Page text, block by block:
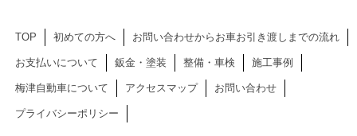
TOP 初めての方へ お問い合わせからお車お引き渡しまでの流れ
お支払いについて 鈑金・塗装 整備・車検 施工事例
梅津自動車について アクセスマップ お問い合わせ
プライバシーポリシー